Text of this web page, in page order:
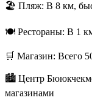
🏖️ Пляж: В 8 км,
🍽️ Рестораны: В 1
🛒 Магазин: Всего
🏙️ Центр
магазинами